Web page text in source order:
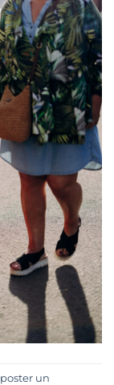
poster un